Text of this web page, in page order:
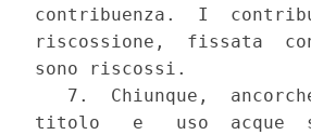
contribuenza.  I
riscossione,  fissata
sono riscossi.
7.  Chiunque,
titolo   e   uso  acque